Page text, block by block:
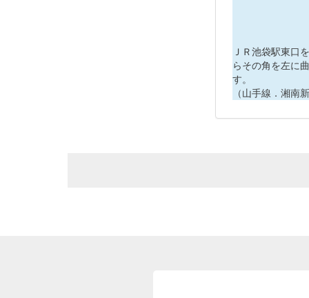
ＪＲ池袋駅東口
らその角を左に
す。
（山手線．湘南